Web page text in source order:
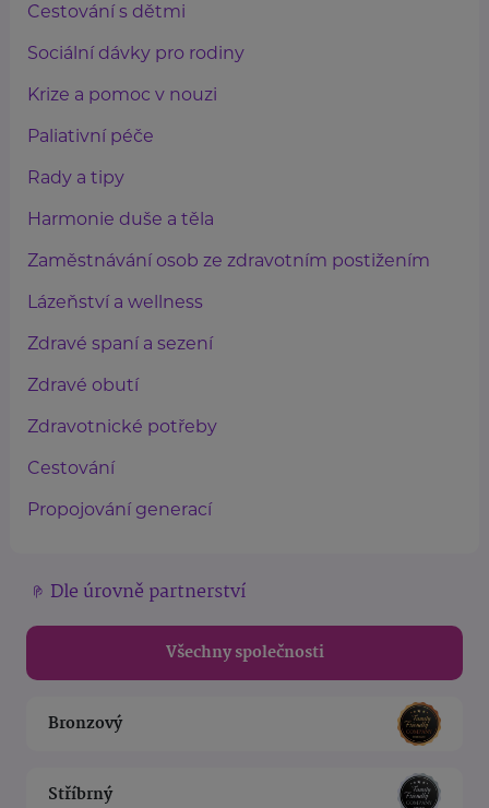
Cestování s dětmi
Sociální dávky pro rodiny
Krize a pomoc v nouzi
Paliativní péče
Rady a tipy
Harmonie duše a těla
Zaměstnávání osob ze zdravotním postižením
Lázeňství a wellness
Zdravé spaní a sezení
Zdravé obutí
Zdravotnické potřeby
Cestování
Propojování generací
Dle úrovně partnerství
Všechny společnosti
Bronzový
Stříbrný